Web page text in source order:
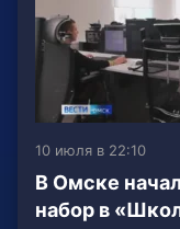
10 июля в 22:10
В Омске
набор в